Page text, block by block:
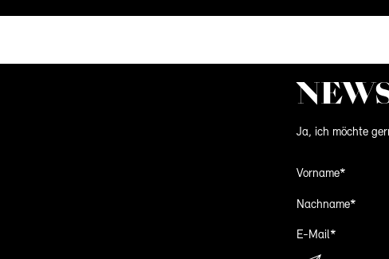
Ja, ich möchte
Vorname*
Nachname*
E-Mail*